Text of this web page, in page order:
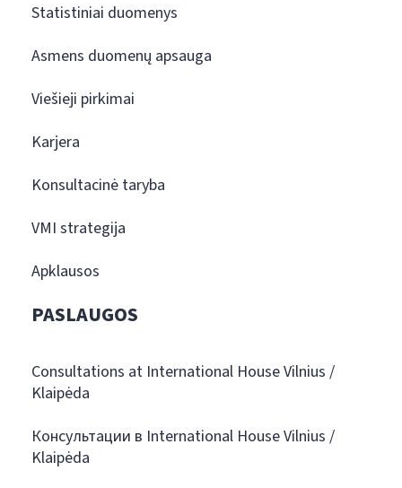
Statistiniai duomenys
Asmens duomenų apsauga
Viešieji pirkimai
Karjera
Konsultacinė taryba
VMI strategija
Apklausos
PASLAUGOS
Consultations at International House Vilnius /
Klaipėda
Консультации в International House Vilnius /
Klaipėda